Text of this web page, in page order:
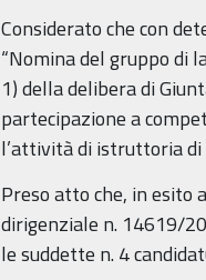
Considerato che con
“Nomina del gruppo di
1) della delibera di
partecipazione a
l’attività di istruttoria
Preso atto che, in
dirigenziale n. 14619/
le suddette n. 4